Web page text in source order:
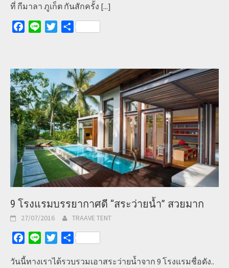
ที่ กีมาลา ภูเก็ต กันสักครั้ง [...]
Facebook
Line TwitterShare
9 โรงแรมบรรยากาศดี “สระว่ายน้ำ” สวยมาก
27/07/2016 TRAAVE TENT
Facebook
Line TwitterShare
วันนี้ทางเราได้รวบรวมเอาสระว่ายน้ำจาก 9 โรงแรมชื่อดัง..